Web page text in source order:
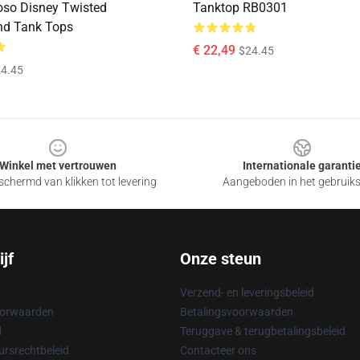
Disney Twisted
Tank Tops
Tanktop RB0301
€ 22,49 $24.45
Winkel met vertrouwen
van klikken tot levering
Internationale
Aangeboden in het
Onze steun
Verzend- en leveringsbeleid
Betalingsvoorwaarden
Teruggave & terugbetalingsbeleid
Contacteer ons